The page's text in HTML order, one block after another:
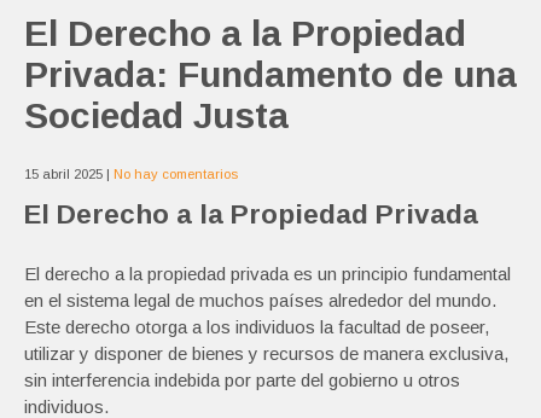
El Derecho a la Propiedad
Privada: Fundamento de una
Sociedad Justa
15 abril 2025 | No hay comentarios
El Derecho a la Propiedad Privada
El derecho a la propiedad privada es un principio fundamental
en el sistema legal de muchos países alrededor del mundo.
Este derecho otorga a los individuos la facultad de poseer,
utilizar y disponer de bienes y recursos de manera exclusiva,
sin interferencia indebida por parte del gobierno u otros
individuos.